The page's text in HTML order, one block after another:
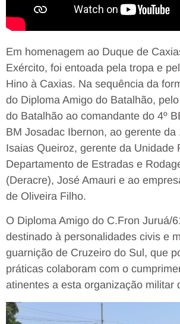
Em homenagem ao Duque de
Exército, foi entoada pela tropa e
Hino à Caxias. Na sequência da
do Diploma Amigo do Batalhão,
do Batalhão ao comandante do 4º
BM Josadac Ibernon, ao gerente da
Isaias Queiroz, gerente da Unidade
Departamento de Estradas e
(Deracre), José Amauri e ao
de Oliveira Filho.
O Diploma Amigo do C.Fron Juruá/
destinado à personalidades civis e
guarnição de Cruzeiro do Sul, que
práticas colaboram com o
atinentes a esta organização militar